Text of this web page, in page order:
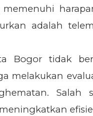
adalah
Bogor tidak
melakukan
Salah